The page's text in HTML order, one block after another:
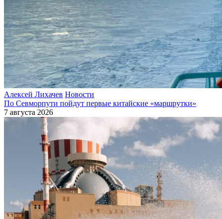
Алексей Лихачев Новости
По Севморпути пойдут первые китайские «маршрутки»
7 августа 2026